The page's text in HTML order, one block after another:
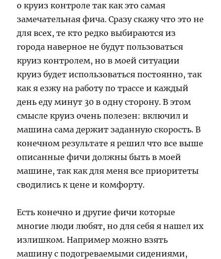
о круиз контроле так как это самая
замечательная фича. Сразу скажу что это не
для всех, те кто редко выбираются из
города наверное не будут пользоваться
круиз контролем, но в моей ситуации
круиз будет использоваться постоянно, так
как я езжу на работу по трассе и каждый
день еду минут 30 в одну сторону. В этом
смысле круиз очень полезен: включил и
машина сама держит заданную скорость. В
конечном результате я решил что все выше
описанные фичи должны быть в моей
машине, так как для меня все приоритеты
сводились к цене и комфорту.
Есть конечно и другие фичи которые
многие люди любят, но для себя я нашел их
излишком. Например можно взять
машину с подогреваемыми сидениями,